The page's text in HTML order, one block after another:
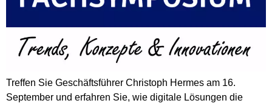
Treffen Sie Geschäftsführer Christoph Hermes am 16.
September und erfahren Sie, wie digitale Lösungen die